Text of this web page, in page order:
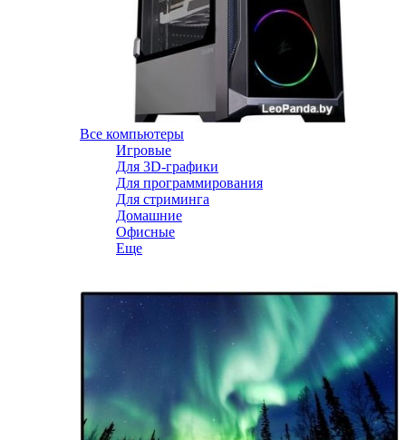
Все компьютеры
Игровые
Для 3D-графики
Для программирования
Для стриминга
Домашние
Офисные
Еще